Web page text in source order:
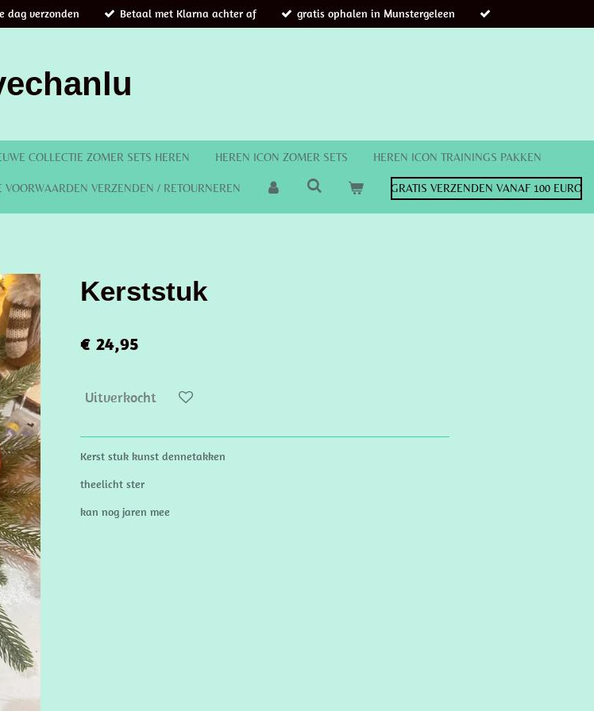
dag verzonden Betaal met Klarna achter af gratis ophalen in Munstergeleen
COLLECTIE ZOMER SETS HEREN HEREN ICON ZOMER SETS HEREN ICON TRAININGS PAKKEN
VOORWAARDEN VERZENDEN / RETOURNEREN GRATIS VERZENDEN VANAF 100 EURO
Kerststuk
€ 24,95
Uitverkocht
Kerst stuk kunst dennetakken
theelicht ster
kan nog jaren mee